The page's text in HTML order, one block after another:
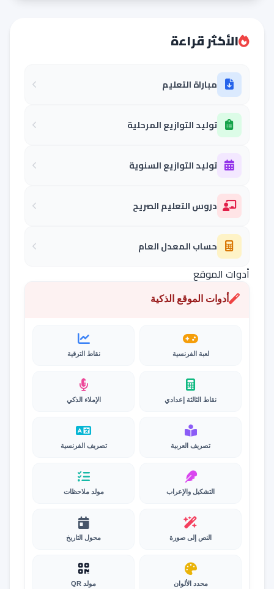
الأكثر قراءة
مباراة التعليم
توليد التوازيع المرحلية
توليد التوازيع السنوية
دروس التعليم الصريح
حساب المعدل العام
أدوات الموقع
أدوات الموقع الذكية
لعبة الفرنسية نقاط الترقية
نقاط الثالثة إعدادي الإملاء الذكي
تصريف العربية تصريف الفرنسية
التشكيل والإعراب مولد ملاحظات
النص إلى صورة محول التاريخ
محدد الألوان مولد QR